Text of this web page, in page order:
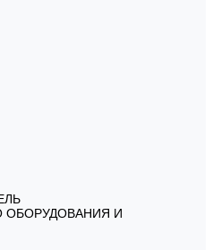
ОБОРУДОВАНИЯ И